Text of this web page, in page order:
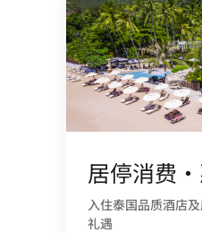
居停消费
入住泰国品质酒店
礼遇